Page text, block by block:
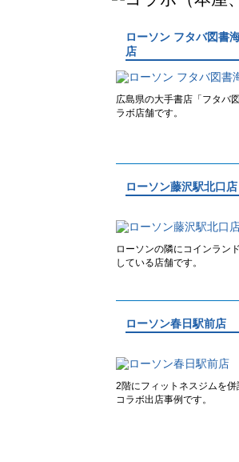
ローソン フタバ図書
店
広島県の大手書店「フタバ
ラボ店舗です。
ローソン藤沢駅北口店
ローソンの隣にコインラン
している店舗です。
ローソン春日駅前店
2階にフィットネスジムを併
コラボ出店事例です。